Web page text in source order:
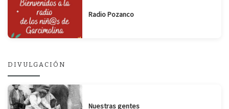
Radio Pozanco
DIVULGACIÓN
Nuestras gentes